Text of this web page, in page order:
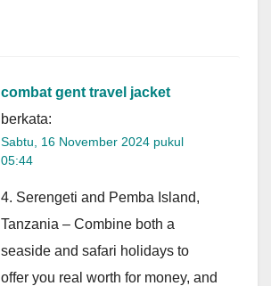
combat gent travel jacket
berkata:
Sabtu, 16 November 2024 pukul
05:44
4. Serengeti and Pemba Island,
Tanzania – Combine both a
seaside and safari holidays to
offer you real worth for money, and